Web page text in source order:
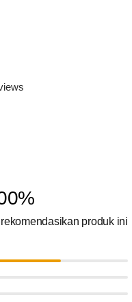
%
produk ini